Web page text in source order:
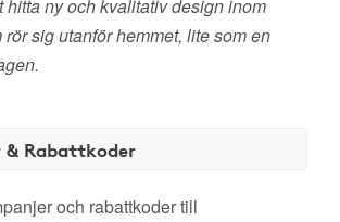
hitta ny och kvalitativ design inom
sig utanför hemmet, lite som en
& Rabattkoder
och rabattkoder till